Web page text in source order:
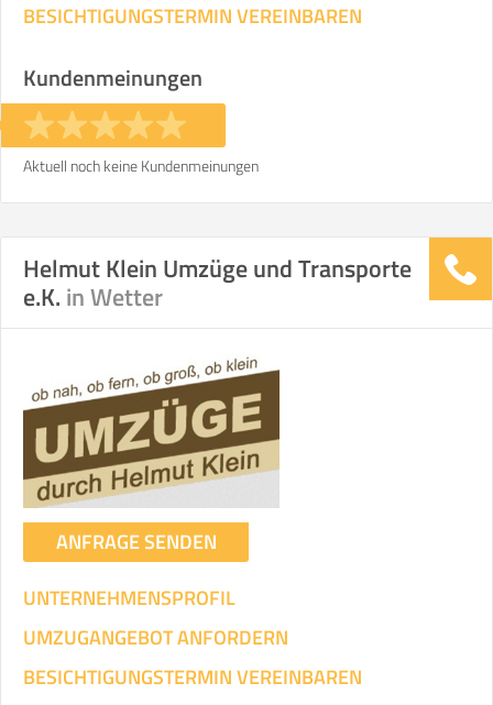
BESICHTIGUNGSTERMIN VEREINBAREN
Kundenmeinungen
Aktuell noch keine Kundenmeinungen
Helmut Klein Umzüge und Transporte
e.K. in Wetter
ANFRAGE SENDEN
UNTERNEHMENSPROFIL
UMZUGANGEBOT ANFORDERN
BESICHTIGUNGSTERMIN VEREINBAREN